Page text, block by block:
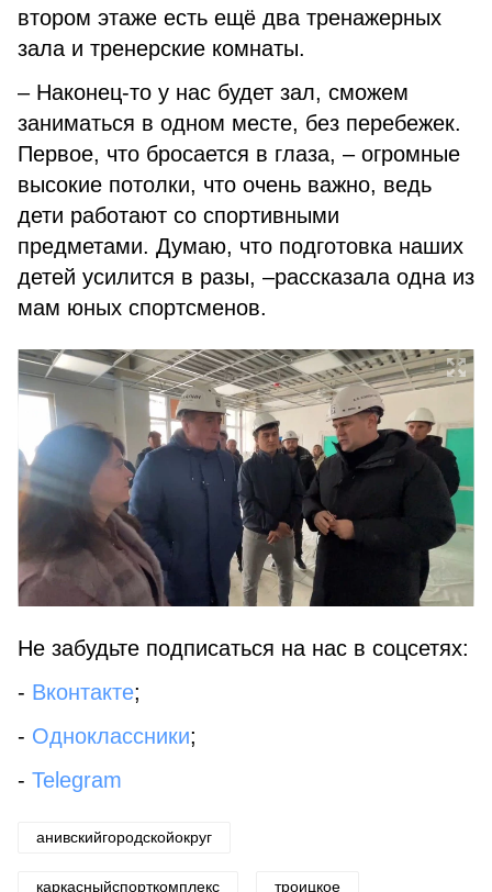
втором этаже есть ещё два тренажерных
зала и тренерские комнаты.
– Наконец-то у нас будет зал, сможем
заниматься в одном месте, без перебежек.
Первое, что бросается в глаза, – огромные
высокие потолки, что очень важно, ведь
дети работают со спортивными
предметами. Думаю, что подготовка наших
детей усилится в разы, –рассказала одна из
мам юных спортсменов.
Не забудьте подписаться на нас в соцсетях:
- Вконтакте;
- Одноклассники;
- Telegram
анивскийгородскойокруг
каркасныйспорткомплекс троицкое